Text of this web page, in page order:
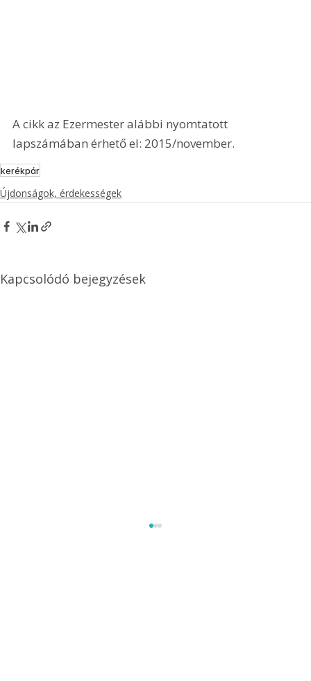
A cikk az Ezermester alábbi nyomtatott
lapszámában érhető el: 2015/november.
kerékpár
Újdonságok, érdekességek
Kapcsolódó bejegyzések